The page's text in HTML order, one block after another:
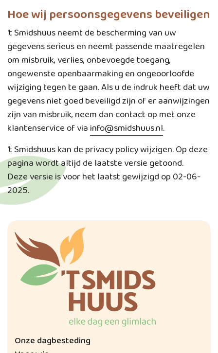
Hoe wij persoonsgegevens beveiligen
't Smidshuus neemt de bescherming van uw
gegevens serieus en neemt passende maatregelen
om misbruik, verlies, onbevoegde toegang,
ongewenste openbaarmaking en ongeoorloofde
wijziging tegen te gaan. Als u de indruk heeft dat uw
gegevens niet goed beveiligd zijn of er aanwijzingen
zijn van misbruik, neem dan contact op met onze
klantenservice of via info@smidshuus.nl.
't Smidshuus kan de privacy policy wijzigen. Op deze
pagina wordt altijd de laatste versie getoond.
Deze versie is voor het laatst gewijzigd op 02-06-
2025.
Onze dagbesteding